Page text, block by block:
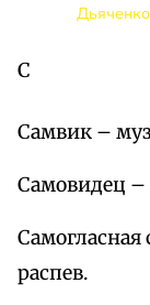
С
Самвик –
Самовидец –
распев.